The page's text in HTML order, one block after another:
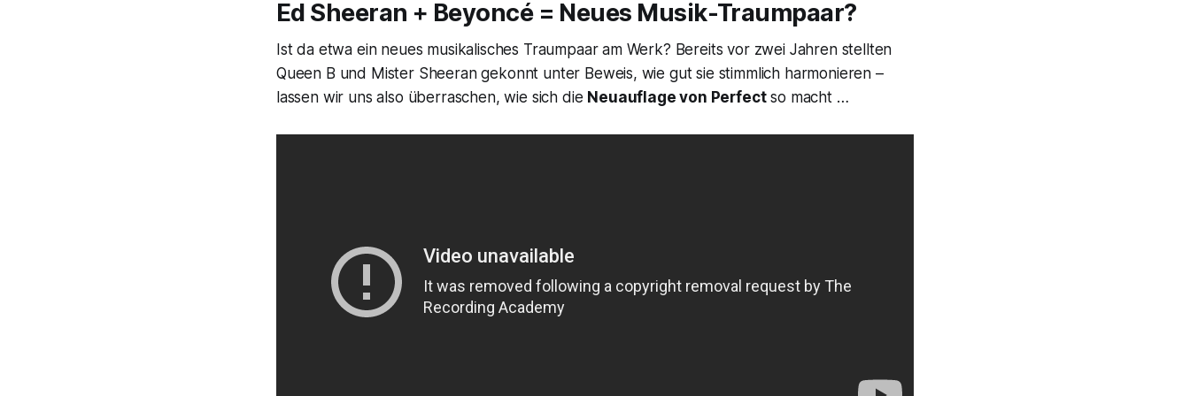
Ed Sheeran + Beyoncé = Neues Musik-Traumpaar?
Ist da etwa ein neues musikalisches Traumpaar am Werk? Bereits vor zwei Jahren stellten
Queen B und Mister Sheeran gekonnt unter Beweis, wie gut sie stimmlich harmonieren –
lassen wir uns also überraschen, wie sich die Neuauflage von Perfectso macht …